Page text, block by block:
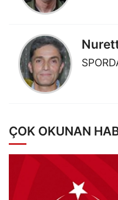
ÇOK OKUNAN